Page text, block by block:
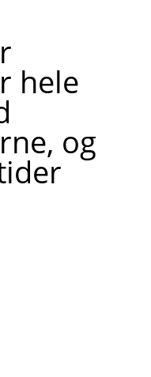
hele
og